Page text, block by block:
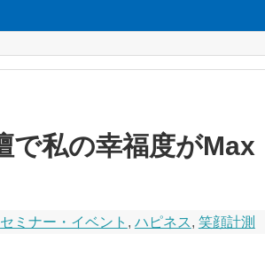
で私の幸福度がMax
セミナー・イベント , ハピネス, 笑顔計測